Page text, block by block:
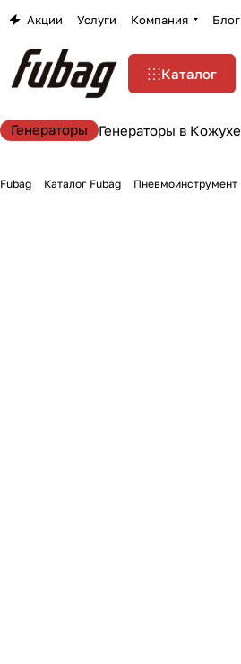
Акции Услуги Компания Блог
Каталог
Генераторы Генераторы в Кожухе
Fubag Каталог Fubag Пневмоинструмент